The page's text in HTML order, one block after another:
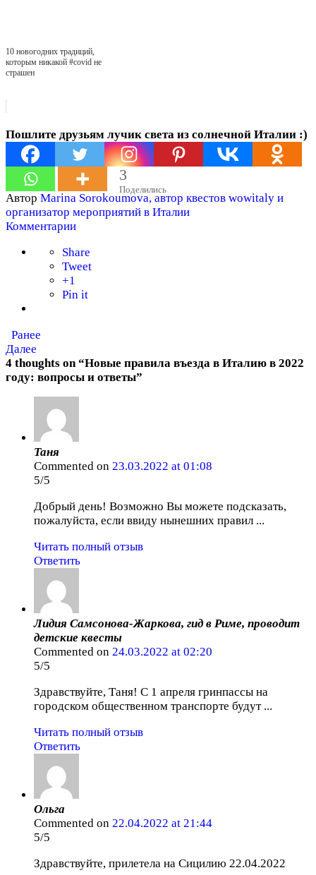
10 новогодних традиций,
которым никакой #covid не
страшен
Пошлите друзьям лучик света из солнечной Италии :)
3
Поделились
Автор Marina Sorokoumova, автор квестов wowitaly и
организатор мероприятий в Италии
Комментарии
Share
Tweet
+1
Pin it
Ранее
Далее
4 thoughts on “Новые правила въезда в Италию в 2022
году: вопросы и ответы”
Таня
Commented on 23.03.2022 at 01:08
5/5
Добрый день! Возможно Вы можете подсказать,
пожалуйста, если ввиду нынешних правил ...
Читать полный отзыв
Ответить
Лидия Самсонова-Жаркова, гид в Риме, проводит
детские квесты
Commented on 24.03.2022 at 02:20
5/5
Здравствуйте, Таня! С 1 апреля гринпассы на
городском общественном транспорте будут ...
Читать полный отзыв
Ответить
Ольга
Commented on 22.04.2022 at 21:44
5/5
Здравствуйте, прилетела на Сицилию 22.04.2022